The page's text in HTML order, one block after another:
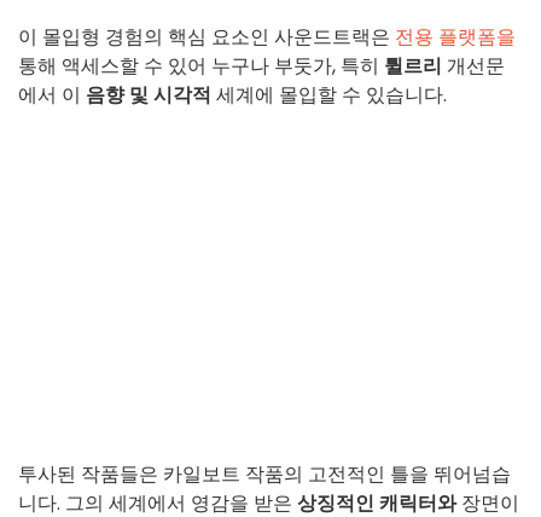
이 몰입형 경험의 핵심 요소인 사운드트랙은 전용 플랫폼을
통해 액세스할 수 있어 누구나 부둣가, 특히 튈르리 개선문
에서 이 음향 및 시각적 세계에 몰입할 수 있습니다.
투사된 작품들은 카일보트 작품의 고전적인 틀을 뛰어넘습
니다. 그의 세계에서 영감을 받은 상징적인 캐릭터와장면이